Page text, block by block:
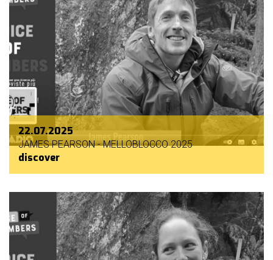
22.07.2025
JAMES PEARSON - MELLOBLOCCO 2025
discover